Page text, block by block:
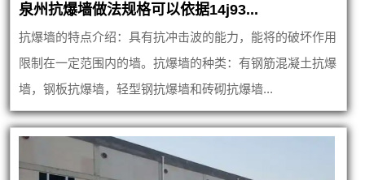
泉州抗爆墙做法规格可以依据14j93...
抗爆墙的特点介绍：具有抗冲击波的能力，能将的破坏作用
限制在一定范围内的墙。抗爆墙的种类：有钢筋混凝土抗爆
墙，钢板抗爆墙，轻型钢抗爆墙和砖砌抗爆墙...